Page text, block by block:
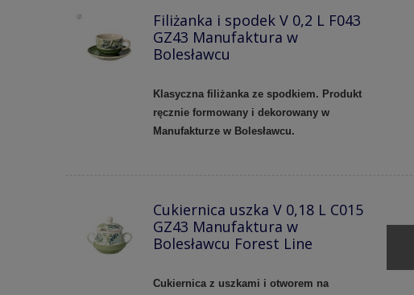
Filiżanka i spodek V 0,2 L F043
GZ43 Manufaktura w
Bolesławcu
Klasyczna filiżanka ze spodkiem. Produkt
ręcznie formowany i dekorowany w
Manufakturze w Bolesławcu.
Cukiernica uszka V 0,18 L C015
GZ43 Manufaktura w
Bolesławcu Forest Line
Cukiernica z uszkami i otworem na